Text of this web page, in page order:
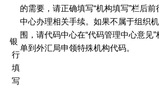
银
行
填
写
的需要，请正确填写“机构填写”栏后
中心办理相关手续。如果不属于组织
围，请代码中心在“代码管理中心意见
单到外汇局申领特殊机构代码。